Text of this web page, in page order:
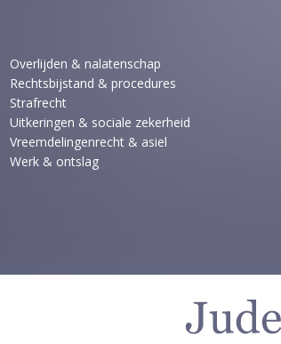
Overlijden & nalatenschap
Rechtsbijstand & procedures
Strafrecht
Uitkeringen & sociale zekerheid
Vreemdelingenrecht & asiel
Werk & ontslag